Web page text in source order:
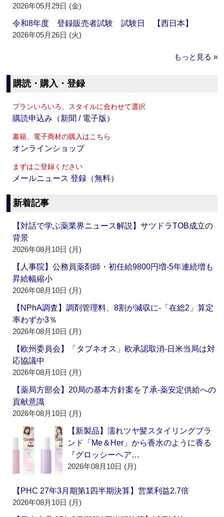
2026年05月29日 (金)
令和8年度 登録販売者試験 試験日 【西日本】
2026年05月26日 (火)
もっと見る »
購読・購入・登録
プランいろいろ、スタイルに合わせて選択
購読申込み（新聞 / 電子版）
書籍、電子商材の購入はこちら
オンラインショップ
まずはご登録ください
メールニュース 登録（無料）
新着記事
【対話で学ぶ薬業界ニュース解説】サツドラTOB成立の
背景
2026年08月10日 (月)
【人事院】公務員薬剤師・初任給9800円増‐5年連続増も
昇給幅縮小
2026年08月10日 (月)
【NPhA調査】調剤管理料、8割が減収に‐「在総2」算定
率わずか3％
2026年08月10日 (月)
【欧州委員会】「タブネオス」欧承認取消‐日米当局は対
応協議中
2026年08月10日 (月)
【薬局方部会】20局の基本方針案を了承‐薬安定供給への
貢献意識
2026年08月10日 (月)
【新製品】濡れツヤ髪スタイリングブラ
ンド「Me＆Her」から香水のように香る
『グロッシーヘア…
2026年08月10日 (月)
【PHC 27年3月期第1四半期決算】営業利益2.7倍
2026年08月10日 (月)